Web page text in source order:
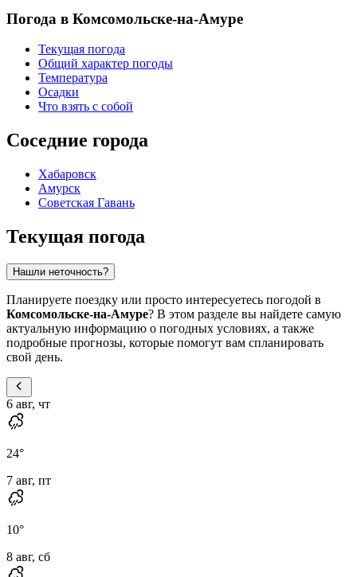
Погода в Комсомольске-на-Амуре
Текущая погода
Общий характер погоды
Температура
Осадки
Что взять с собой
Соседние города
Хабаровск
Амурск
Советская Гавань
Текущая погода
Нашли неточность?
Планируете поездку или просто интересуетесь погодой в
Комсомольске-на-Амуре? В этом разделе вы найдете самую
актуальную информацию о погодных условиях, а также
подробные прогнозы, которые помогут вам спланировать
свой день.
6 авг, чт
24°
7 авг, пт
10°
8 авг, сб